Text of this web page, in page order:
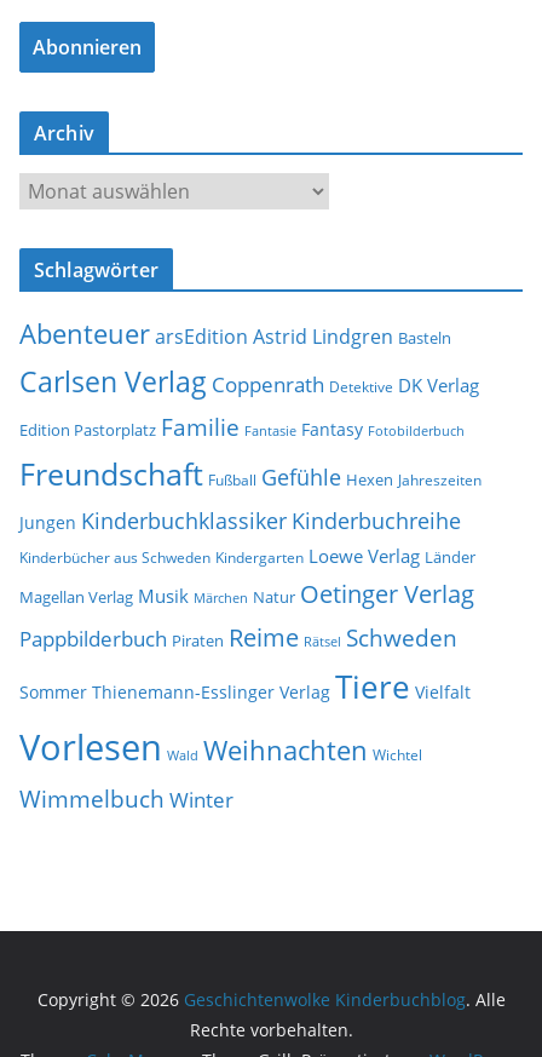
a
l
-
d
s
e
Abonnieren
Archiv
r
c
v
Schlagwörter
AbenteuerarsEdition Astrid Lindgren Basteln
Carlsen Verlag Coppenrath Detektive DK Verlag
Edition Pastorplatz Familie Fantasie Fantasy Fotobilderbuch
Freundschaft Fußball Gefühle Hexen Jahreszeiten
Jungen Kinderbuchklassiker Kinderbuchreihe
Kinderbücher aus Schweden Kindergarten Loewe Verlag Länder
Magellan Verlag Musik Märchen Natur Oetinger Verlag
Pappbilderbuch Piraten Reime Rätsel Schweden
Sommer Thienemann-Esslinger Verlag Tiere Vielfalt
Vorlesen Wald Weihnachten Wichtel
Wimmelbuch Winter
Copyright © 2026 Geschichtenwolke Kinderbuchblog. Alle
Rechte vorbehalten.